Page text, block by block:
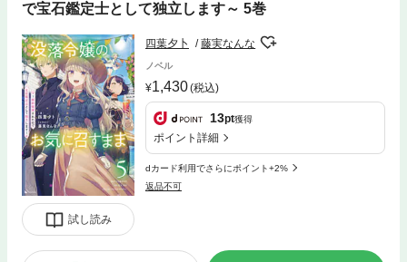
で宝石鑑定士として独立します～ 5巻
試し読み
四葉夕卜 藤実なんな
ノベル
1,430(税込)
13pt獲得
ポイント詳細
dカード利用でさらにポイント+2%
返品不可